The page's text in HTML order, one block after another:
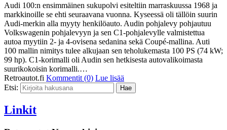
Audi 100:n ensimmäinen sukupolvi esiteltiin marraskuussa 1968 ja
markkinoille se ehti seuraavana vuonna. Kyseessä oli tällöin suurin
Audi-merkin alla myyty henkilöauto. Audin pohjalevy pohjautuu
Volkswagenin pohjalevyyn ja sen C1-pohjalevylle valmistettua
autoa myytiin 2- ja 4-ovisena sedanina sekä Coupé-mallina. Auti
100 mallin nimitys tulee alkujaan sen teholukemasta 100 PS (74 kW;
99 hp). C1-korimalli oli Audin sen hetkisesta autovalikoimasta
suurikokoisin korimalli.…
Retroautot.fi Kommentit (0) Lue lisää
Etsi:
Linkit